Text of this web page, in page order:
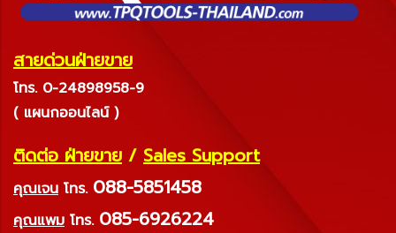
สายด่วนฝ่ายขาย
โทร. 0-24898958-9
( แผนกออนไลน์ )
ติดต่อ ฝ่ายขาย / Sales Support
คุณเจน โทร. 088-5851458
คุณแพม โทร. 085-6926224